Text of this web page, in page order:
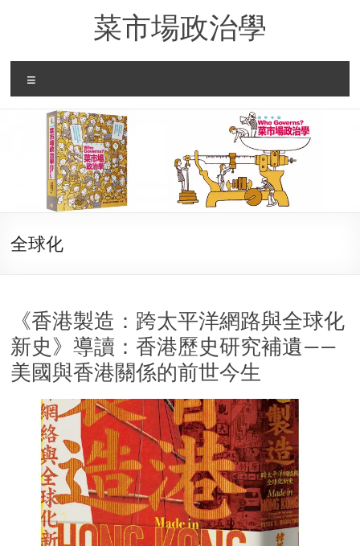
菜市場政治學
全球化
《香港製造：跨太平洋網路與全球化
新史》導讀：香港歷史研究補遺——
美國與香港關係的前世今生